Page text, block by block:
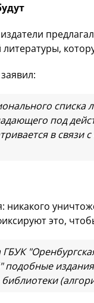
под
в связи
никакого
это,
ГБУК
подобные